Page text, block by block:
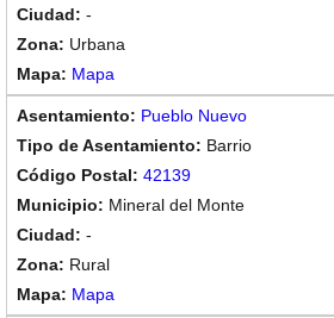
-
Urbana
Mapa
Pueblo Nuevo
Barrio
42139
Mineral del Monte
-
Rural
Mapa